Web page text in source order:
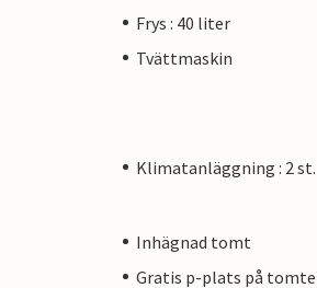
Frys : 40 liter
Tvättmaskin
Klimatanläggning : 2 st.
Inhägnad tomt
Gratis p-plats på